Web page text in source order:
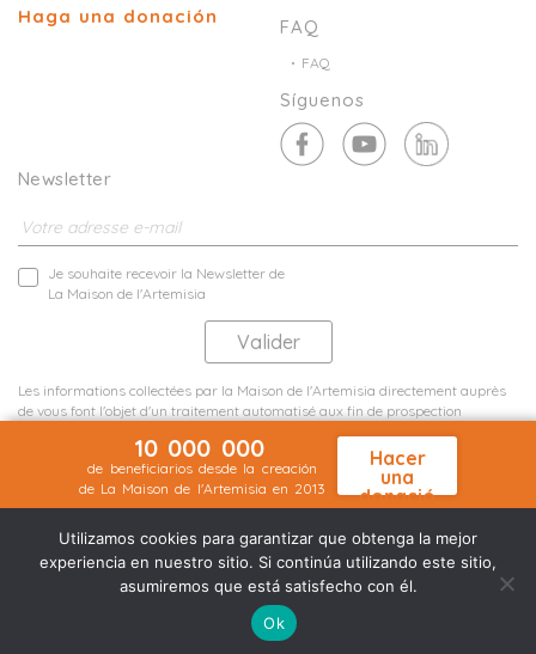
Haga una donación FAQ
FAQ
Síguenos
Newsletter
Je souhaite recevoir la Newsletter de
La Maison de l'Artemisia
Les informations collectées par la Maison de l'Artemisia directement auprès
de vous font l'objet d'un traitement automatisé aux fin de prospection
10 000 000
de beneficiarios desde la creación
de La Maison de l'Artemisia en 2013
Hacer
una
donació
n
Utilizamos cookies para garantizar que obtenga la mejor
experiencia en nuestro sitio. Si continúa utilizando este sitio,
asumiremos que está satisfecho con él.
Ok